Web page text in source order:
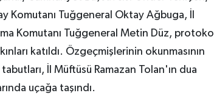
Komutanı Tuğgeneral Oktay Ağbuga, İl
Komutanı Tuğgeneral Metin Düz, protokol
katıldı. Özgeçmişlerinin okunmasının
İl Müftüsü Ramazan Tolan'ın dua
uçağa taşındı.